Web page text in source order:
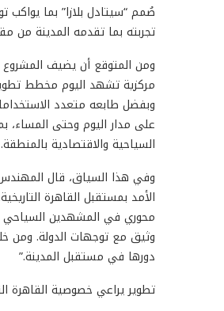
صُمم “سيتادل بلازا” بما يواكب
تجربته بما تقدمه المدينة من
مركزية تشهد اليوم مخطط
وبفضل طابعه متعدد
على مدار اليوم وحتى المساء،
السياحية والاقتصادية بالمنطقة.
وفي هذا السياق، قال المهندس
الأمد بمستقبل القاهرة
محوري في المشهدين السياحي
وثيق مع توجهات الدولة. ومن
دورها في مستقبل المدينة.”
تطوير يراعي خصوصية القاهرة